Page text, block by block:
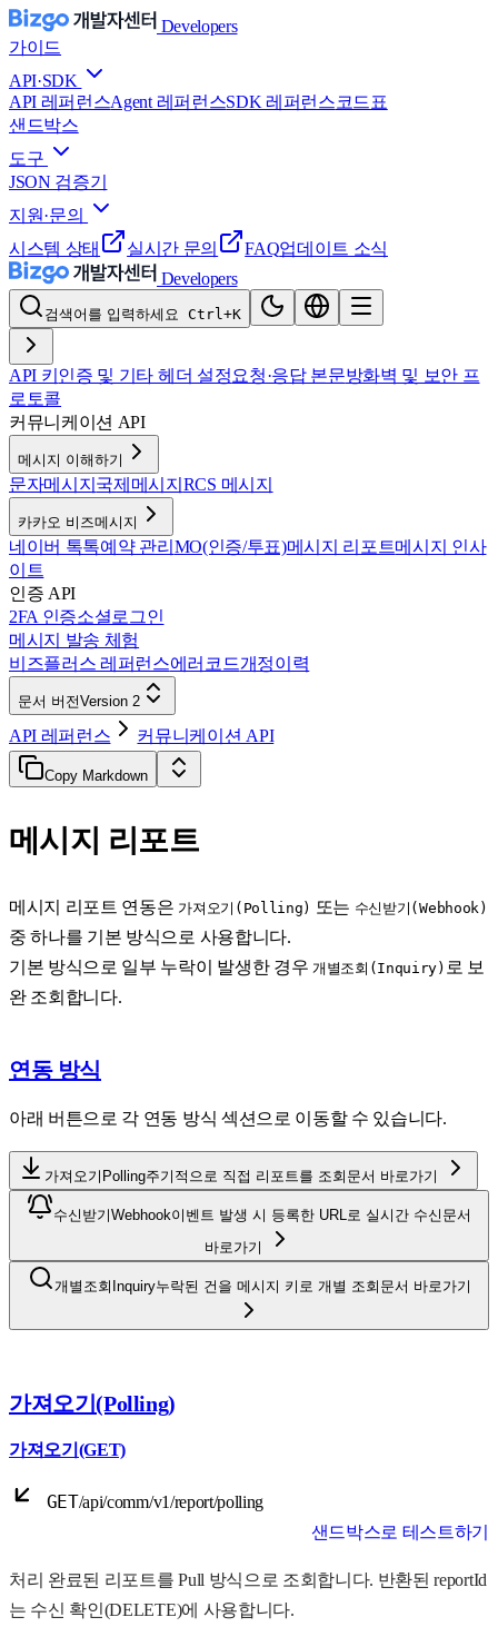
Developers
가이드
API·SDK
API 레퍼런스Agent 레퍼런스SDK 레퍼런스코드표
샌드박스
도구
JSON 검증기
지원·문의
시스템 상태
실시간 문의 FAQ업데이트 소식
Developers
검색어를 입력하세요 Ctrl+K
API 키 인증 및 기타 헤더 설정요청·응답 본문방화벽 및 보안 프
로토콜
커뮤니케이션 API
메시지 이해하기
문자메시지 국제메시지 RCS 메시지
카카오 비즈메시지
네이버 톡톡예약 관리 MO(인증/투표)메시지 리포트메시지 인사
이트
인증 API
2FA 인증소셜로그인
메시지 발송 체험
비즈플러스 레퍼런스에러코드개정이력
문서 버전Version 2
API 레퍼런스 커뮤니케이션 API
Copy Markdown
메시지 리포트
메시지 리포트 연동은 가져오기(Polling) 또는 수신받기(Webhook)
중 하나를 기본 방식으로 사용합니다.
기본 방식으로 일부 누락이 발생한 경우 개별조회(Inquiry) 로 보
완 조회합니다.
연동 방식
아래 버튼으로 각 연동 방식 섹션으로 이동할 수 있습니다.
가져오기 Polling주기적으로 직접 리포트를 조회 문서 바로가기
수신받기Webhook이벤트 발생 시 등록한 URL로 실시간 수신 문서
바로가기
개별조회 Inquiry누락된 건을 메시지 키로 개별 조회
가져오기(Polling)
가져오기(GET)
GET/api/comm/v1/report/polling
샌드박스로 테스트하기
처리 완료된 리포트를 Pull 방식으로 조회합니다. 반환된 reportId
는 수신 확인(DELETE)에 사용합니다.